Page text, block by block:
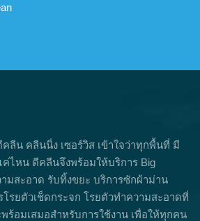
ลีน คลีนนิ่ง เซอร์วิส เข้าใจว่าทุกพื้นที่ มี
ไหน ดีคลีนจึงพร้อมให้บริการ Big
ามสะอาด รับทิ้งขยะ บริการซักผ้าม่าน
รยตัวเช็ดกระจก โรยตัวทำความสะอาดที่
ร้อมเสมอสำหรับการใช้งาน เพื่อให้ทุกคน